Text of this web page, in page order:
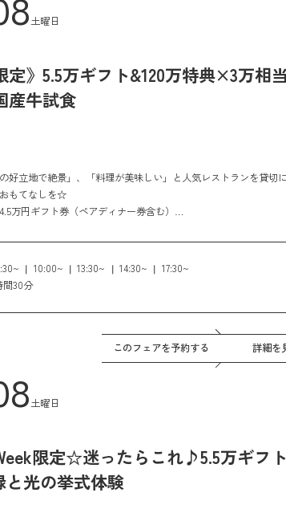
土曜日
定》5.5万ギフト&120万特典×3万相
産牛試食
好立地で絶景」、「料理が美味しい」と人気レストランを貸切
もてなしを☆
万円ギフト券（ペアディナー券含む）
テル朝食付きペア宿泊券 ＆ THE GATEHOUSEレストラン利用時
方へのプランも続々誕生！
10:00~ 13:30~ 14:30~
17:30~
間30分
このフェアを予約する
詳細を
土曜日
限定☆迷ったらこれ♪5.5万ギフ
光の挙式体験